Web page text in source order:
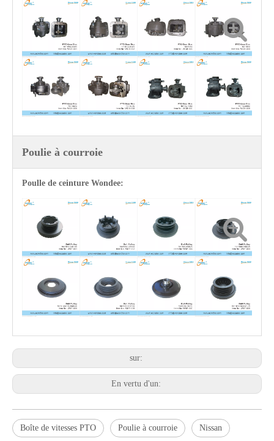
Poulie à courroie
Poulle de ceinture Wondee:
sur:
En vertu d'un:
Boîte de vitesses PTO Poulie à courroie Nissan